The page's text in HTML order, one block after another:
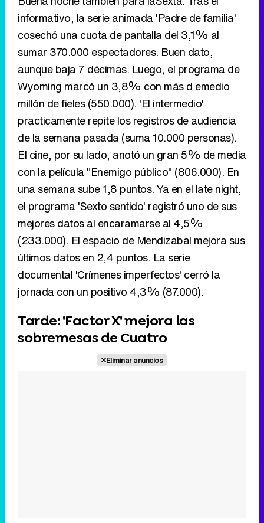
informativo, la serie animada 'Padre de familia'
cosechó una cuota de pantalla del 3,1% al
sumar 370.000 espectadores. Buen dato,
aunque baja 7 décimas. Luego, el programa de
Wyoming marcó un 3,8% con más d emedio
millón de fieles (550.000). 'El intermedio'
practicamente repite los registros de audiencia
de la semana pasada (suma 10.000 personas).
El cine, por su lado, anotó un gran 5% de media
con la película "Enemigo público" (806.000). En
una semana sube 1,8 puntos. Ya en el late night,
el programa 'Sexto sentido' registró uno de sus
mejores datos al encaramarse al 4,5%
(233.000). El espacio de Mendizabal mejora sus
últimos datos en 2,4 puntos. La serie
documental 'Crímenes imperfectos' cerró la
jornada con un positivo 4,3% (87.000).
Tarde: 'Factor X' mejora las
sobremesas de Cuatro
Eliminar anuncios